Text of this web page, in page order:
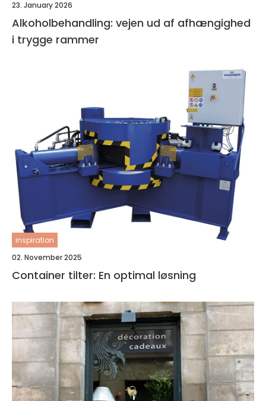
23. January 2026
Alkoholbehandling: vejen ud af afhængighed
i trygge rammer
inspiration
02. November 2025
Container tilter: En optimal løsning